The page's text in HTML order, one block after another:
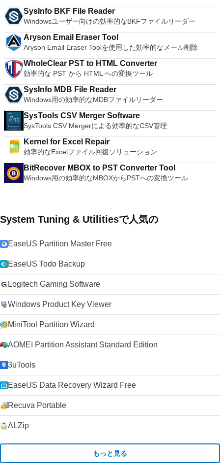
SysInfo BKF File Reader
Windowsユーザー向けの効率的なBKFファイルリーダー
Aryson Email Eraser Tool
Aryson Email Eraser Toolを使用した効率的なメール削除
WholeClear PST to HTML Converter
効率的な PST から HTML への変換ツール
SysInfo MDB File Reader
Windows用の効率的なMDBファイルリーダー
SysTools CSV Merger Software
SysTools CSV Mergerによる効率的なCSV管理
Kernel for Excel Repair
効率的なExcelファイル回復ソリューション
BitRecover MBOX to PST Converter Tool
Windows用の効率的なMBOXからPSTへの変換ツール
System Tuning & Utilitiesで人気の
EaseUS Partition Master Free
EaseUS Todo Backup
Logitech Gaming Software
Windows Product Key Viewer
MiniTool Partition Wizard
AOMEI Partition Assistant Standard Edition
3uTools
EaseUS Data Recovery Wizard Free
Recuva Portable
ALZip
もっと見る